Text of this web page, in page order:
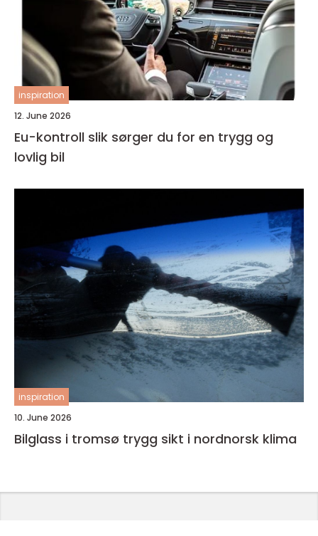
inspiration
12. June 2026
Eu-kontroll slik sørger du for en trygg og
lovlig bil
inspiration
10. June 2026
Bilglass i tromsø trygg sikt i nordnorsk klima